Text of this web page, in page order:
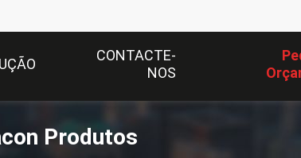
CONTACTE-
NOS
Produtos